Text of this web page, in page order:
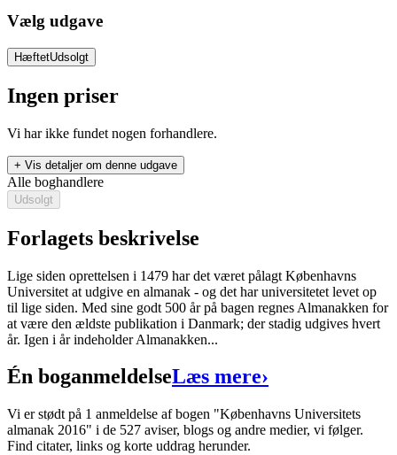
Vælg udgave
HæftetUdsolgt
Ingen priser
Vi har ikke fundet nogen forhandlere.
+ Vis detaljer om denne udgave
Københavns Universitets almanak 2016
Forfatter:KøbenhavnsUniversitetets
Format:Hæftet
ISBN:9788717045491
Alle boghandlere
Udsolgt
Forlagets beskrivelse
Lige siden oprettelsen i 1479 har det været pålagt Københavns
Universitet at udgive en almanak - og det har universitetet levet op
til lige siden. Med sine godt 500 år på bagen regnes Almanakken for
at være den ældste publikation i Danmark; der stadig udgives hvert
år. Igen i år indeholder Almanakken...
Én boganmeldelseLæs mere›
Vi er stødt på 1 anmeldelse af bogen "Københavns Universitets
almanak 2016" i de 527 aviser, blogs og andre medier, vi følger.
Find citater, links og korte uddrag herunder.